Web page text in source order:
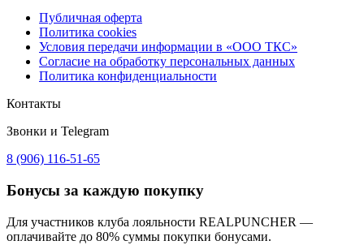
Публичная оферта
Политика cookies
Условия передачи информации в «ООО ТКС»
Согласие на обработку персональных данных
Политика конфиденциальности
Контакты
Звонки и Telegram
8 (906) 116-51-65
Бонусы за каждую покупку
Для участников клуба лояльности REALPUNCHER —
оплачивайте до 80% суммы покупки бонусами.